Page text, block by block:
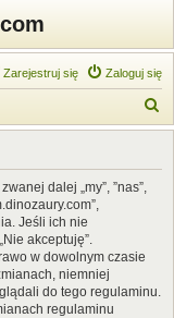
Zaloguj się
Zarejestruj się
z
dalej „my”, ”nas”,
Jeśli ich nie
akceptuję”.
w dowolnym czasie
niemniej
do tego regulaminu.
regulaminu